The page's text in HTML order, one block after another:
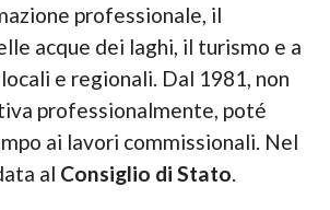
professionale, il
acque dei laghi, il turismo e a
e regionali. Dal 1981, non
professionalmente, poté
ai lavori commissionali. Nel
al Consiglio di Stato.